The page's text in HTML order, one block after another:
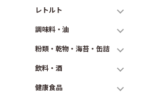
レトルト
調味料・油
粉類・乾物・海苔・缶詰
飲料・酒
健康食品